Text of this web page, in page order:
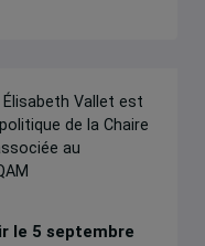
| Élisabeth Vallet est
de la Chaire
au
le 5 septembre